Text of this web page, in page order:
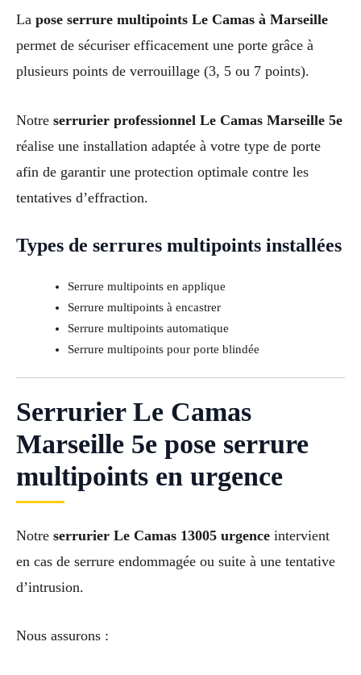
La pose serrure multipoints Le Camas à Marseille
permet de sécuriser efficacement une porte grâce à
plusieurs points de verrouillage (3, 5 ou 7 points).
Notre serrurier professionnel Le Camas Marseille 5e
réalise une installation adaptée à votre type de porte
afin de garantir une protection optimale contre les
tentatives d’effraction.
Types de serrures multipoints installées
Serrure multipoints en applique
Serrure multipoints à encastrer
Serrure multipoints automatique
Serrure multipoints pour porte blindée
Serrurier Le Camas
Marseille 5e pose serrure
multipoints en urgence
Notre serrurier Le Camas 13005 urgence intervient
en cas de serrure endommagée ou suite à une tentative
d’intrusion.
Nous assurons :